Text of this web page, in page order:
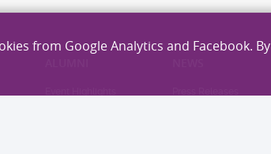
from Google Analytics and Facebook. By